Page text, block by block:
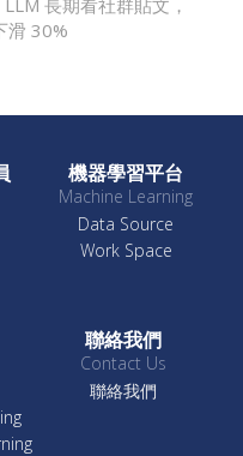
滑 30%
機器學習平台
Machine Learning
Data Source
Work Space
聯絡我們
Contact Us
聯絡我們